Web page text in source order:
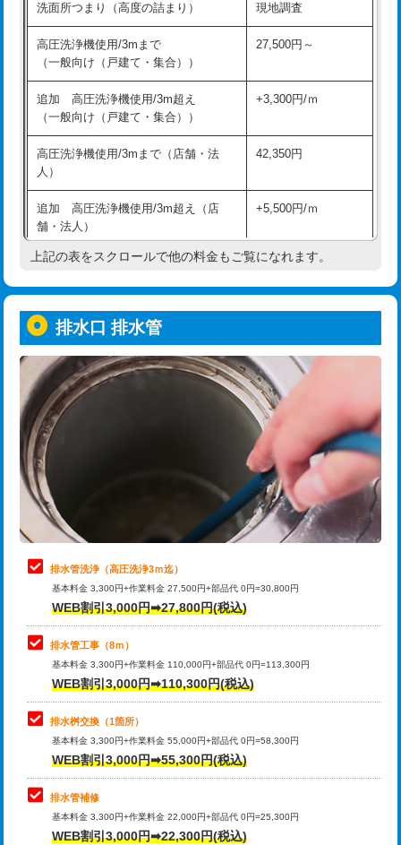
バスタブ設置 現場見積
追加人工 16,500円
廃棄・処分 現場見積
※給水管工事は20mmまでの価格です。
給水管工事※（ホール加工) 16,500円
給水管工事※（バンド止め)
給水管工事※（支持金具設置) 5,500円
給水管工事※（保温材使用（バンド止
め込み）)
5,500円
給水管工事※（土の掘削・埋め戻し作
業)
11,000円
給水管工事※（塩ビ管（VP・HI）使
用/3ｍまで)
用（追加）/3ｍ超え)
給水管工事※（ライニング鋼管・銅
管・ポリ管・HT管使用/3ｍまで)
44,000円
給水管工事※（ライニング鋼管・銅
管・ポリ管・HT管使用/3ｍ超え)
+8,800円
排水管工事（土の掘削・埋め戻し作
業）
11,000円~
排水管工事（排水管工事/3ｍまで） 55,000円
排水管工事（追加 排水管工事/3ｍ超
え）
マス交換（土の掘削・埋め戻し作業）
マス交換（深さ50㎝未満）
マス交換（深さ50㎝以上）
コンクリート斫り（厚さ10㎝まで）
コンクリート斫り（厚さ10㎝超え）
モルタル補修（厚さ10㎝まで）
モルタル補修（厚さ10㎝超え）
洗面所つまり（高度の詰まり） 現地調査
高圧洗浄機使用/3mまで
（一般向け（戸建て・集合））
27,500円～
追加 高圧洗浄機使用/3m超え
（一般向け（戸建て・集合））
+3,300円/ｍ
高圧洗浄機使用/3mまで（店舗・法
人）
42,350円
追加 高圧洗浄機使用/3m超え（店
舗・法人）
+5,500円/ｍ
高度高圧洗浄換 現地調査
トーラー機使用/3mまで
追加トーラー機使用/3m超え +3,300円
カメラ調査 33,000円
桝清掃 8,800円
止水・漏水調査・防水処理・清掃・修
理・調整・分解・加工など（軽作業）
11,000円
止水・漏水調査・防水処理・清掃・修
理・調整・分解・加工など（中作業）
22,000円
止水・漏水調査・防水処理・清掃・修
理・調整・分解・加工など（重作業）
33,000円
その他部品の脱着
交換・取付（タンク）
交換・取付(単水栓（壁付・デッキ
式）)
交換・取付(混合水栓（壁付・デッキ
式・ワンホール）)
16,500円+材料費
交換・取付(排水栓・排水トラップ
上記の表をスクロールで他の料金もご覧になれます。
排水口 排水管
排水管洗浄（高圧洗浄3ｍ迄）
基本料金 3,300円+作業料金 27,500円+部品代 0円=30,800円
WEB割引3,000円➡27,800円(税込)
排水管工事（8ｍ）
基本料金 3,300円+作業料金 110,000円+部品代 0円=113,300円
WEB割引3,000円➡110,300円(税込)
排水桝交換（1箇所）
基本料金 3,300円+作業料金 55,000円+部品代 0円=58,300円
WEB割引3,000円➡55,300円(税込)
排水管補修
基本料金 3,300円+作業料金 22,000円+部品代 0円=25,300円
WEB割引3,000円➡22,300円(税込)